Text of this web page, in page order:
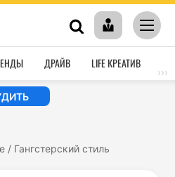
ДРАЙВ LIFE КРЕАТИВ
›››
/ Гангстерский стиль